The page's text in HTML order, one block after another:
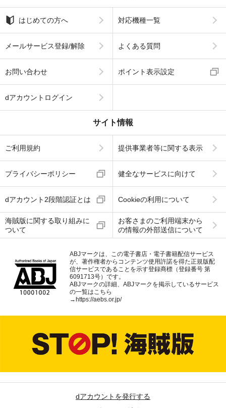
はじめての方へ 対応機種一覧
メールサービス登録/解除 よくある質問
お問い合わせ ポイント表示設定
dアカウントログイン
サイト情報
ご利用規約 提供事業者等に関する表示
プライバシーポリシー 健全なサービスに向けて
dアカウント2段階認証とは Cookieの利用について
海賊版に関する取り組みに
ついて
お客さまのご利用端末から
の情報の外部送信について
ABJマークは、この電子書店・電子書籍配信サービス
が、著作権者からコンテンツ使用許諾を得た正規版配
信サービスであることを示す登録商標（登録番号 第
6091713号）です。
ABJマークの詳細、ABJマークを掲示しているサービス
の一覧はこちら
→ https://aebs.or.jp/
dアカウントを発行する